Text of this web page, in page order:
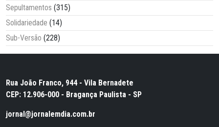
Sepultamentos (315)
Solidariedade (14)
Sub-Versão (228)
Rua João Franco, 944 - Vila Bernadete
CEP: 12.906-000 - Bragança Paulista - SP
jornal@jornalemdia.com.br